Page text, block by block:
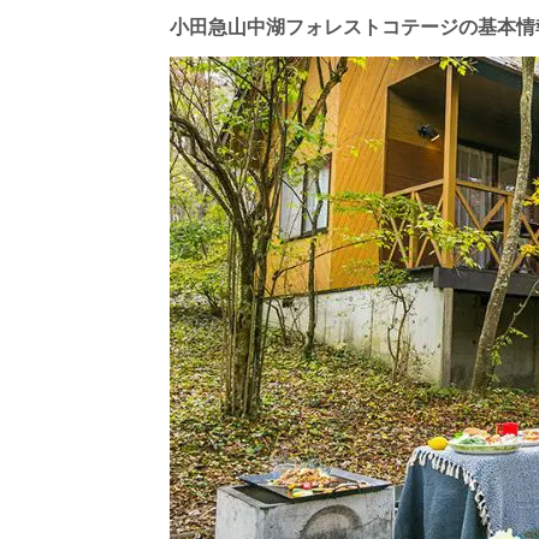
小田急山中湖フォレストコテージの基本情